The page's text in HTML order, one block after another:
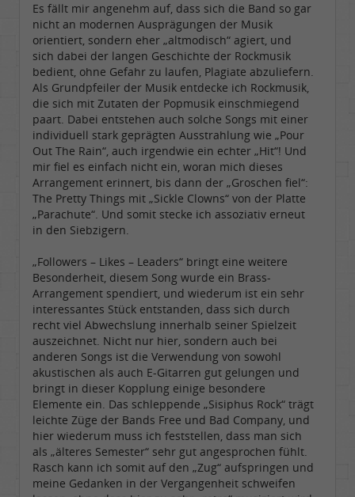
Es fällt mir angenehm auf, dass sich die Band so gar
nicht an modernen Ausprägungen der Musik
orientiert, sondern eher „altmodisch“ agiert, und
sich dabei der langen Geschichte der Rockmusik
bedient, ohne Gefahr zu laufen, Plagiate abzuliefern.
Als Grundpfeiler der Musik entdecke ich Rockmusik,
die sich mit Zutaten der Popmusik einschmiegend
paart. Dabei entstehen auch solche Songs mit einer
individuell stark geprägten Ausstrahlung wie „Pour
Out The Rain“, auch irgendwie ein echter „Hit“! Und
mir fiel es einfach nicht ein, woran mich dieses
Arrangement erinnert, bis dann der „Groschen fiel“:
The Pretty Things mit „Sickle Clowns“ von der Platte
„Parachute“. Und somit stecke ich assoziativ erneut
in den Siebzigern.
„Followers – Likes – Leaders“ bringt eine weitere
Besonderheit, diesem Song wurde ein Brass-
Arrangement spendiert, und wiederum ist ein sehr
interessantes Stück entstanden, dass sich durch
recht viel Abwechslung innerhalb seiner Spielzeit
auszeichnet. Nicht nur hier, sondern auch bei
anderen Songs ist die Verwendung von sowohl
akustischen als auch E-Gitarren gut gelungen und
bringt in dieser Kopplung einige besondere
Elemente ein. Das schleppende „Sisiphus Rock“ trägt
leichte Züge der Bands Free und Bad Company, und
hier wiederum muss ich feststellen, dass man sich
als „älteres Semester“ sehr gut angesprochen fühlt.
Rasch kann ich somit auf den „Zug“ aufspringen und
meine Gedanken in der Vergangenheit schweifen